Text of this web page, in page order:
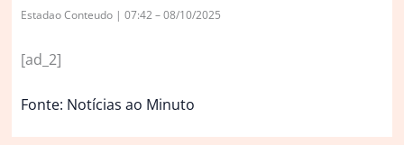
Estadao Conteudo | 07:42 – 08/10/2025
[ad_2]
Fonte: Notícias ao Minuto